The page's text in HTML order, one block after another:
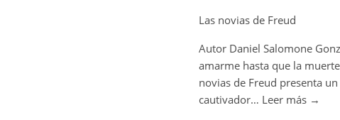
Las novias de Freud
Autor Daniel Salomone
amarme hasta que la
novias de Freud presenta
cautivador… Leer más →